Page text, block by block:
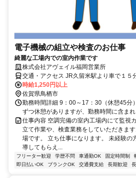
電子機械の組立や検査のお仕事
綺麗な工場内での室内作業です
株式会社アヴェイル福岡営業所
交通・アクセス JR久留米駅より車で１５
時給1,250円以上
佐賀県鳥栖市
勤務時間詳細 9：00～17：30（休憩45分
ずつ休憩がありますが、勤務時間に含まれ
仕事内容 空調完備の室内工場内にて監視
立て作業や、検査業務をしていただきま
場です。 立ち仕事になります。 未経験の
導してもらえ...
フリーター歓迎 学歴不問 車通勤OK 固定時間制
即日払いOK
ブランクOK 交通費支給 長期歓迎